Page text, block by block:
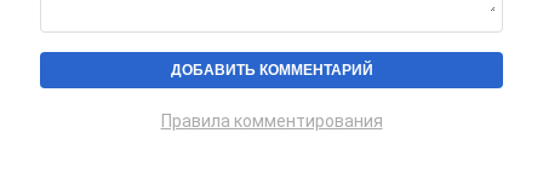
Правила комментирования